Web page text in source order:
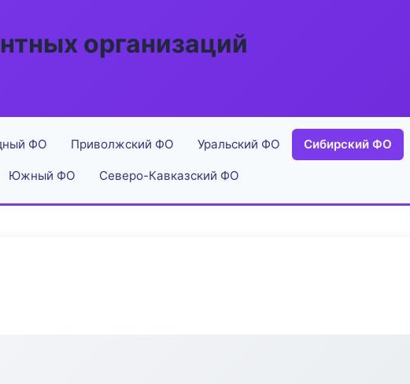
организаций
ФО Приволжский ФО Уральский ФО Сибирский ФО
Южный ФО Северо-Кавказский ФО